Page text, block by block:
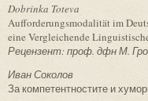
Dobrinka Toteva
Aufforderungsmodalität im
eine Vergleichende
Рецензент: проф. дфн М.
Иван Соколов
За компетентностите и